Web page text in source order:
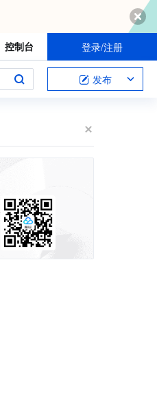
控制台 登录/注册
发布